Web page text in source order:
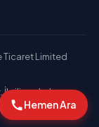
Ticaret Limited
İlgili markaların
Hemen Ara